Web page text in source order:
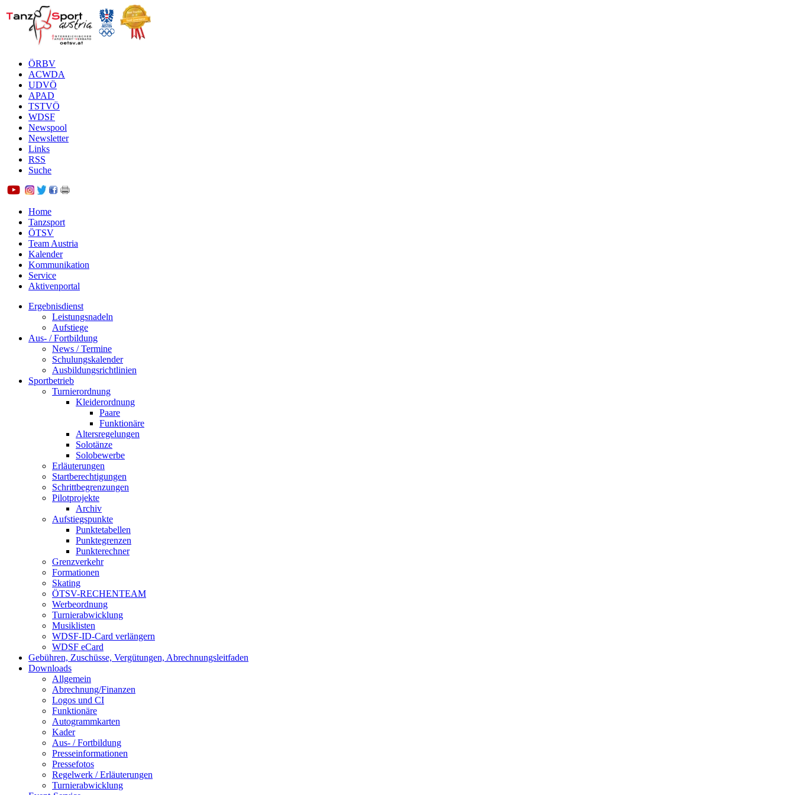
ÖRBV
ACWDA
UDVÖ
APAD
TSTVÖ
WDSF
Newspool
Newsletter
Links
RSS
Suche
Home
Tanzsport
ÖTSV
Team Austria
Kalender
Kommunikation
Service
Aktivenportal
Ergebnisdienst
Leistungsnadeln
Aufstiege
Aus- / Fortbildung
News / Termine
Schulungskalender
Ausbildungsrichtlinien
Sportbetrieb
Turnierordnung
Kleiderordnung
Paare
Funktionäre
Altersregelungen
Solotänze
Solobewerbe
Erläuterungen
Startberechtigungen
Schrittbegrenzungen
Pilotprojekte
Archiv
Aufstiegspunkte
Punktetabellen
Punktegrenzen
Punkterechner
Grenzverkehr
Formationen
Skating
ÖTSV-RECHENTEAM
Werbeordnung
Turnierabwicklung
Musiklisten
WDSF-ID-Card verlängern
WDSF eCard
Gebühren, Zuschüsse, Vergütungen, Abrechnungsleitfaden
Downloads
Allgemein
Abrechnung/Finanzen
Logos und CI
Funktionäre
Autogrammkarten
Kader
Aus- / Fortbildung
Presseinformationen
Pressefotos
Regelwerk / Erläuterungen
Turnierabwicklung